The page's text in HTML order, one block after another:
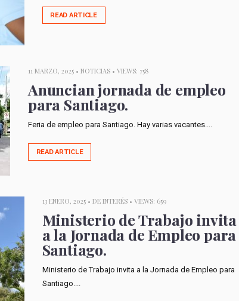
READ ARTICLE
11 MARZO, 2025 • NOTICIAS • VIEWS: 758
Anuncian jornada de empleo
para Santiago.
Feria de empleo para Santiago. Hay varias vacantes....
READ ARTICLE
13 ENERO, 2025 • DE INTERÉS• VIEWS: 659
Ministerio de Trabajo invita
a la Jornada de Empleo para
Santiago.
Ministerio de Trabajo invita a la Jornada de Empleo para
Santiago....